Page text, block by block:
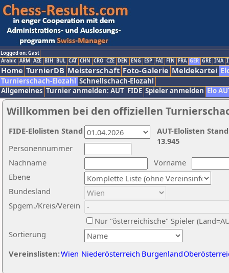
Logged on: Gast
Arabic ARM AZE BIH BUL CAT CHN CRO CZE DEN ENG ESP FAI FIN FRA GER GRE INA
Home TurnierDB Meisterschaft Foto-Galerie Meldekartei
Turnierschach-Elozahl Schnellschach-Elozahl
Allgemeines Turnier anmelden: AUT FIDE Spieler anmelden Elo
Willkommen bei den offiziellen
Nachname
Vorname
Ebene
Sortierung
Personennummer
Bundesland
Spgem./Kreis/Verein
Nur "österreichische" Spieler
Vereinslisten:Wien Niederösterreich Burgenland
AUT-Elolisten
13.945
FIDE-Elolisten Stand